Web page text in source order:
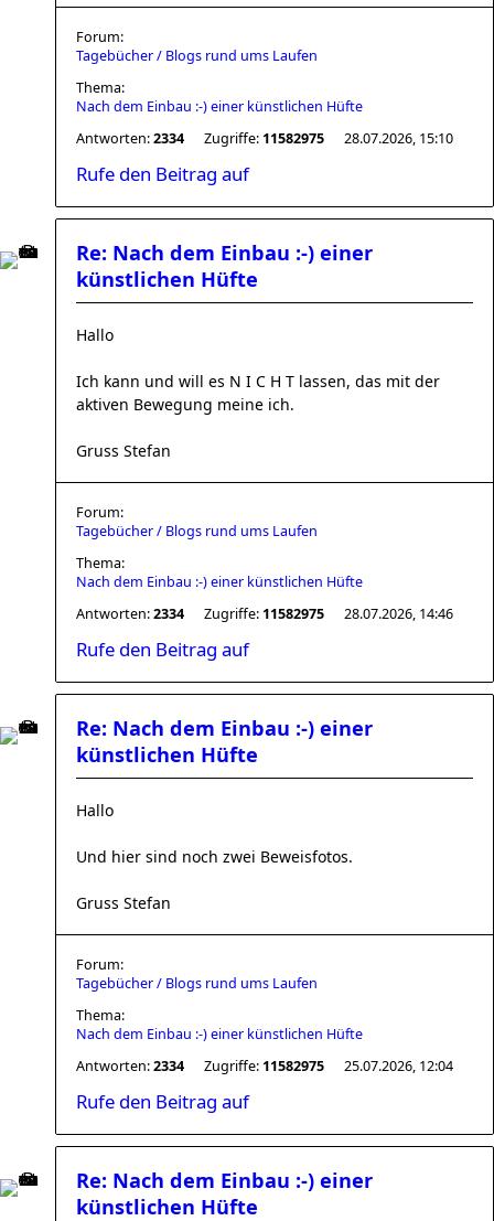
Forum:
Tagebücher / Blogs rund ums Laufen
Thema:
Nach dem Einbau :-) einer künstlichen Hüfte
Antworten:2334 Zugriffe: 11582975 28.07.2026, 15:10
Rufe den Beitrag auf
Re: Nach dem Einbau :-) einer
künstlichen Hüfte
Hallo
Ich kann und will es N I C H T lassen, das mit der
aktiven Bewegung meine ich.
Gruss Stefan
Forum:
Tagebücher / Blogs rund ums Laufen
Thema:
Nach dem Einbau :-) einer künstlichen Hüfte
Antworten:2334 Zugriffe: 11582975 28.07.2026, 14:46
Rufe den Beitrag auf
Re: Nach dem Einbau :-) einer
künstlichen Hüfte
Hallo
Und hier sind noch zwei Beweisfotos.
Gruss Stefan
Forum:
Tagebücher / Blogs rund ums Laufen
Thema:
Nach dem Einbau :-) einer künstlichen Hüfte
Antworten:2334 Zugriffe: 11582975 25.07.2026, 12:04
Rufe den Beitrag auf
Re: Nach dem Einbau :-) einer
künstlichen Hüfte